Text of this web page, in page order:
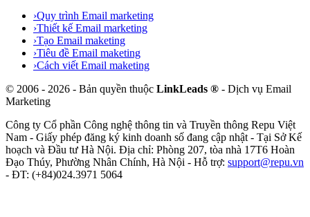
›Quy trình Email marketing
›Thiết kế Email marketing
›Tạo Email maketing
›Tiêu đề Email maketing
›Cách viết Email maketing
© 2006 - 2026 - Bản quyền thuộc LinkLeads ® - Dịch vụ Email
Marketing
Công ty Cổ phần Công nghệ thông tin và Truyền thông Repu Việt
Nam - Giấy phép đăng ký kinh doanh số đang cập nhật - Tại Sở Kế
hoạch và Đầu tư Hà Nội. Địa chỉ: Phòng 207, tòa nhà 17T6 Hoàn
Đạo Thúy, Phường Nhân Chính, Hà Nội - Hỗ trợ: support@repu.vn
- ĐT: (+84)024.3971 5064